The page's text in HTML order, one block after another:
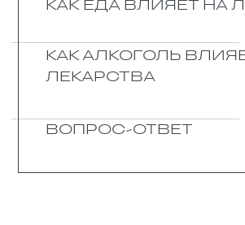
лекарство требует
И запомните: если принимать
таблетки кое-как, не по схеме,
лечение не поможет. А если
пострадать. В особой опасности